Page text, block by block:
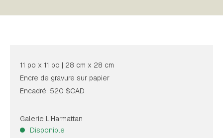
11 po x 11 po | 28 cm x 28 cm
Encre de gravure sur papier
Encadré: 520 $CAD
Galerie L'Harmattan
Disponible